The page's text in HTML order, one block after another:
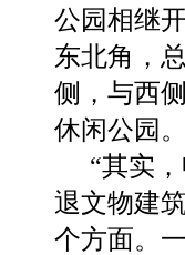
公园相继
东北角，
侧，与西
休闲公园。
“其实
退文物建
个方面。